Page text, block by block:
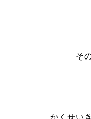
そ
かくせい